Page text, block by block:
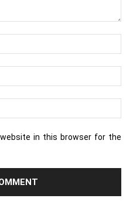
in this browser for the